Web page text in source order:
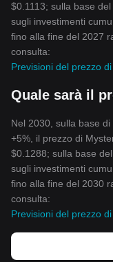
$0.1113; sulla base
sugli investimenti
fino alla fine del 2027
consulta:
Previsioni del prezzo
Quale sarà il
Nel 2030, sulla base
+5%, il prezzo di
$0.1288; sulla base
sugli investimenti
fino alla fine del 2030
consulta:
Previsioni del prezzo